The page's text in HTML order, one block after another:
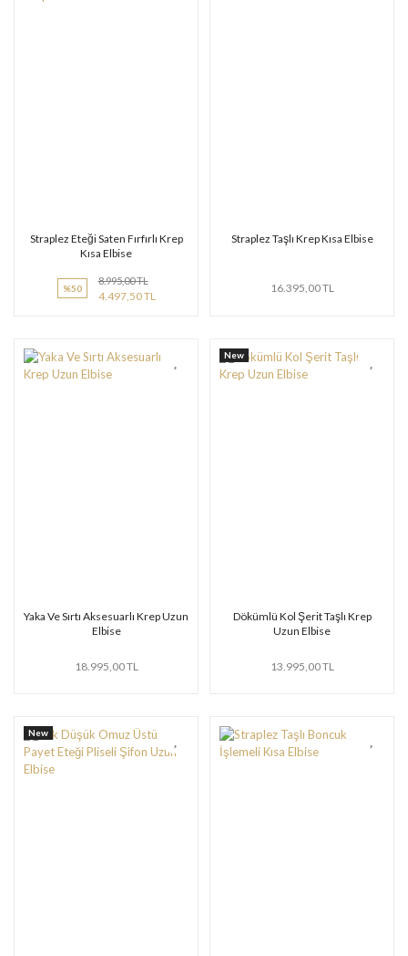
Straplez Eteği Saten Fırfırlı Krep
Kısa Elbise
%50
8.995,00 TL
4.497,50 TL
Straplez Taşlı Krep Kısa Elbise
16.395,00 TL
Yaka Ve Sırtı Aksesuarlı Krep Uzun
Elbise
18.995,00 TL
New
Dökümlü Kol Şerit Taşlı Krep
Uzun Elbise
13.995,00 TL
New